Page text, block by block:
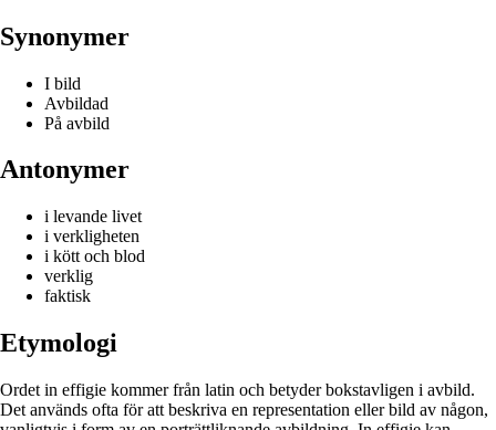
Synonymer
I bild
Avbildad
På avbild
Antonymer
i levande livet
i verkligheten
i kött och blod
verklig
faktisk
Etymologi
Ordet in effigie kommer från latin och betyder bokstavligen i avbild.
Det används ofta för att beskriva en representation eller bild av någon,